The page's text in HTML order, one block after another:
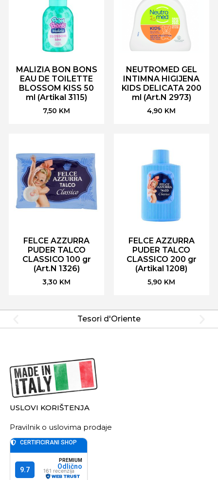
MALIZIA BON BONS
EAU DE TOILETTE
BLOSSOM KISS 50
ml (Artikal 3115)
7,50 KM
NEUTROMED GEL
INTIMNA HIGIJENA
KIDS DELICATA 200
ml (Art.N 2973)
4,90 KM
FELCE AZZURRA
PUDER TALCO
CLASSICO 100 gr
(Art.N 1326)
3,30 KM
FELCE AZZURRA
PUDER TALCO
CLASSICO 200 gr
(Artikal 1208)
5,90 KM
Tesori d'Oriente
USLOVI KORIŠTENJA
Pravilnik o uslovima prodaje